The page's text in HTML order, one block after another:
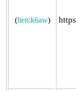
(lien:k6aw)